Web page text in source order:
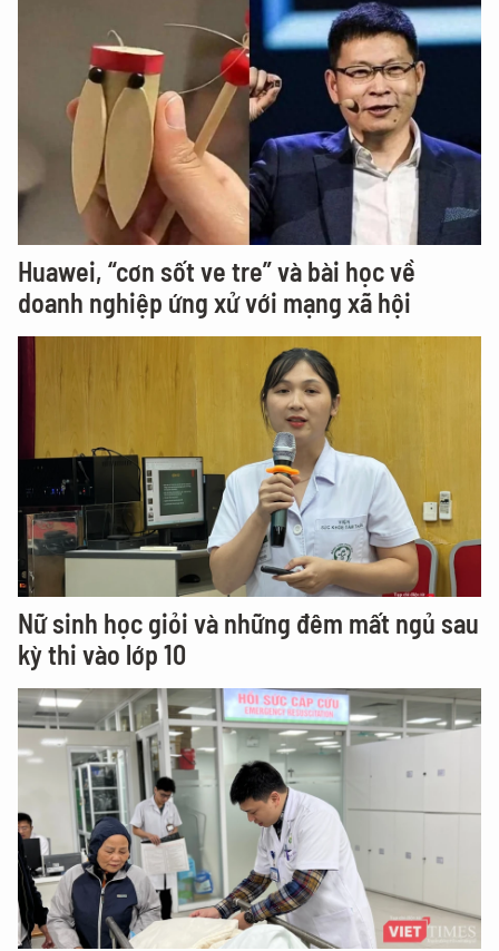
Huawei, “cơn sốt ve tre” và bài học về
doanh nghiệp ứng xử với mạng xã hội
Nữ sinh học giỏi và những đêm mất ngủ sau
kỳ thi vào lớp 10